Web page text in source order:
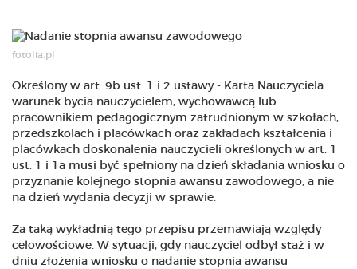
fotolia.pl
Określony w art. 9b ust. 1 i 2 ustawy - Karta Nauczyciela
warunek bycia nauczycielem, wychowawcą lub
pracownikiem pedagogicznym zatrudnionym w szkołach,
przedszkolach i placówkach oraz zakładach kształcenia i
placówkach doskonalenia nauczycieli określonych w art. 1
ust. 1 i 1a musi być spełniony na dzień składania wniosku o
przyznanie kolejnego stopnia awansu zawodowego, a nie
na dzień wydania decyzji w sprawie.
Za taką wykładnią tego przepisu przemawiają względy
celowościowe. W sytuacji, gdy nauczyciel odbył staż i w
dniu złożenia wniosku o nadanie stopnia awansu